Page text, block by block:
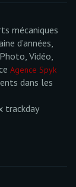
mécaniques
d’années,
Vidéo,
Agence Spyk
dans les
trackday